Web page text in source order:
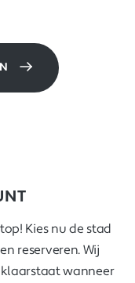
Kies nu de stad
reserveren. Wij
wanneer